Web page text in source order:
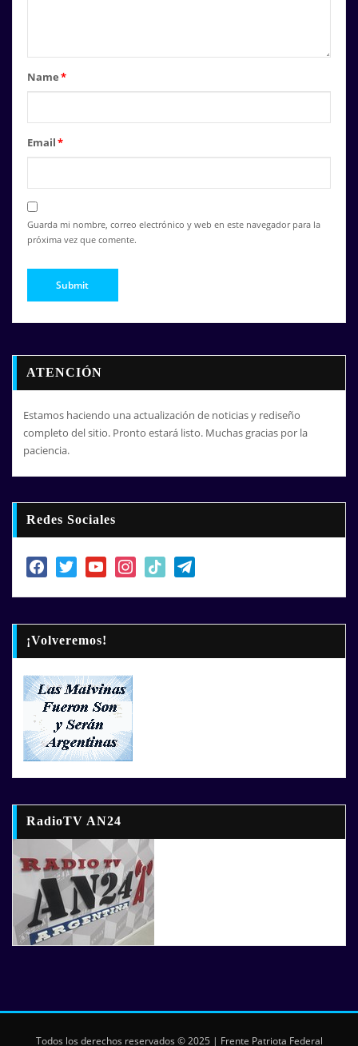
Name*
Email*
Guarda mi nombre, correo electrónico y web en este navegador para la
próxima vez que comente.
ATENCIÓN
Estamos haciendo una actualización de noticias y rediseño
completo del sitio. Pronto estará listo. Muchas gracias por la
paciencia.
Redes Sociales
facebooktwitter youtubeinstagram
tiktok telegram
¡Volveremos!
RadioTV AN24
Todos los derechos reservados © 2025 | Frente Patriota Federal